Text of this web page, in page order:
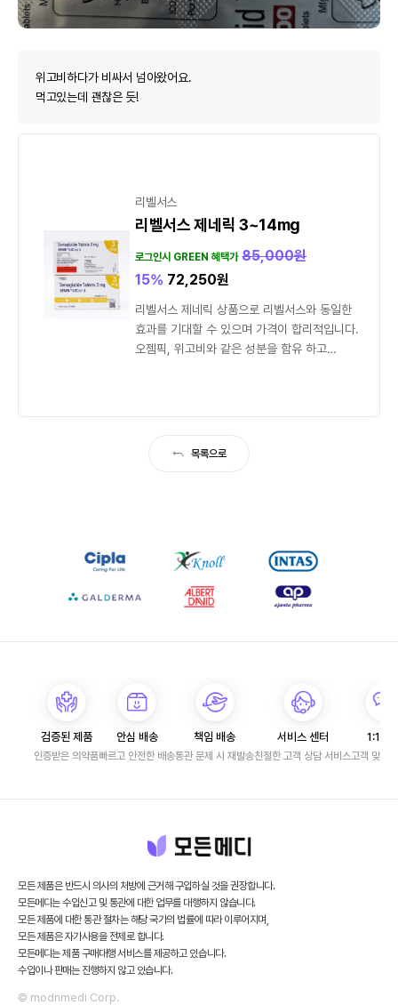
위고비하다가 비싸서 넘아왔어요.
먹고있는데 괜찮은 듯!
리벨서스
리벨서스 제네릭 3~14mg
로그인시 GREEN 혜택가 85,000원
15% 72,250원
리벨서스 제네릭 상품으로 리벨서스와 동일한
효과를 기대할 수 있으며 가격이 합리적입니다.
오젬픽, 위고비와 같은 성분을 함유 하고
목록으로
검증된 제품
인증받은 의약품
안심 배송
빠르고 안전한 배송
책임 배송
통관 문제 시 재발송
서비스 센터
친절한 고객 상담 서비스
1:1 문
고객 맞춤
모든 제품은 반드시 의사의 처방에 근거해 구입하실 것을 권장합니다.
모든메디는 수입신고 및 통관에 대한 업무를 대행하지 않습니다.
모든 제품에 대한 통관 절차는 해당 국가의 법률에 따라 이루어지며,
모든 제품은 자가사용을 전제로 합니다.
모든메디는 제품 구매대행 서비스를 제공하고 있습니다.
수입이나 판매는 진행하지 않고 있습니다.
© modnmedi Corp.